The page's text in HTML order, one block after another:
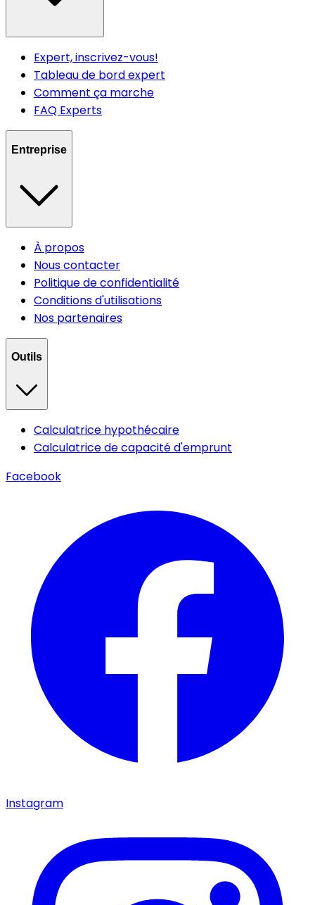
Expert, inscrivez-vous!
Tableau de bord expert
Comment ça marche
FAQ Experts
Entreprise
À propos
Nous contacter
Politique de confidentialité
Conditions d'utilisations
Nos partenaires
Outils
Calculatrice hypothécaire
Calculatrice de capacité d'emprunt
Facebook
Instagram